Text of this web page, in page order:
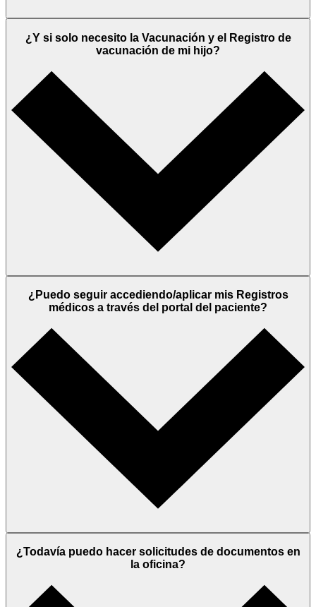
¿Y si solo necesito la Vacunación y el Registro de
vacunación de mi hijo?
¿Puedo seguir accediendo/aplicar mis Registros
médicos a través del portal del paciente?
¿Todavía puedo hacer solicitudes de documentos en
la oficina?